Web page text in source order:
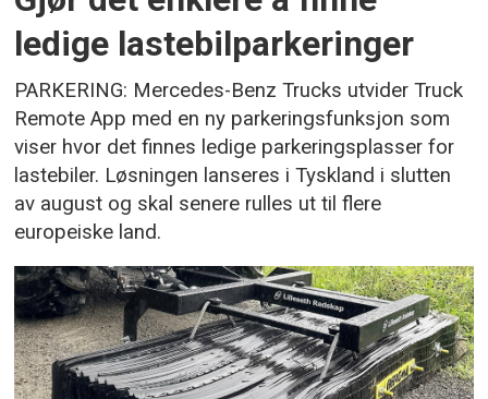
ledige lastebilparkeringer
PARKERING: Mercedes-Benz Trucks utvider Truck
Remote App med en ny parkeringsfunksjon som
viser hvor det finnes ledige parkeringsplasser for
lastebiler. Løsningen lanseres i Tyskland i slutten
av august og skal senere rulles ut til flere
europeiske land.